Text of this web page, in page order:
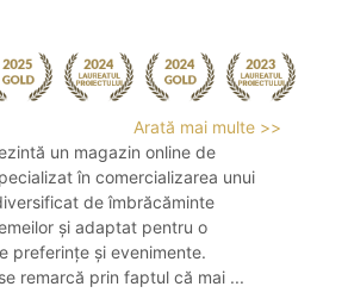
Arată mai multe >>
un magazin online de
în comercializarea unui
de îmbrăcăminte
și adaptat pentru o
preferințe și evenimente.
remarcă prin faptul că mai ...